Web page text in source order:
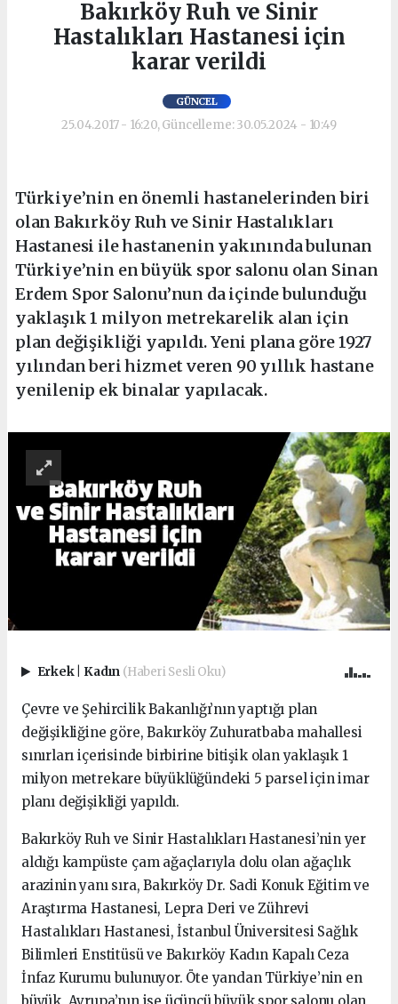
Bakırköy Ruh ve Sinir
Hastalıkları Hastanesi için
karar verildi
GÜNCEL
25.04.2017 - 16:20, Güncelleme: 30.05.2024 - 10:49
Türkiye’nin en önemli hastanelerinden biri
olan Bakırköy Ruh ve Sinir Hastalıkları
Hastanesi ile hastanenin yakınında bulunan
Türkiye’nin en büyük spor salonu olan Sinan
Erdem Spor Salonu’nun da içinde bulunduğu
yaklaşık 1 milyon metrekarelik alan için
plan değişikliği yapıldı. Yeni plana göre 1927
yılından beri hizmet veren 90 yıllık hastane
yenilenip ek binalar yapılacak.
Erkek Kadın (Haberi Sesli Oku)
Çevre ve Şehircilik Bakanlığı’nın yaptığı plan
değişikliğine göre, Bakırköy Zuhuratbaba mahallesi
sınırları içerisinde birbirine bitişik olan yaklaşık 1
milyon metrekare büyüklüğündeki 5 parsel için imar
planı değişikliği yapıldı.
Bakırköy Ruh ve Sinir Hastalıkları Hastanesi’nin yer
aldığı kampüste çam ağaçlarıyla dolu olan ağaçlık
arazinin yanı sıra, Bakırköy Dr. Sadi Konuk Eğitim ve
Araştırma Hastanesi, Lepra Deri ve Zührevi
Hastalıkları Hastanesi, İstanbul Üniversitesi Sağlık
Bilimleri Enstitüsü ve Bakırköy Kadın Kapalı Ceza
İnfaz Kurumu bulunuyor. Öte yandan Türkiye’nin en